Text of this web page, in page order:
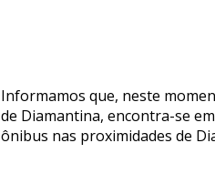
Informamos que, neste
de Diamantina, encontra-se
ônibus nas proximidades de